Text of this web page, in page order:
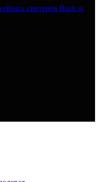
свитеров Basic и